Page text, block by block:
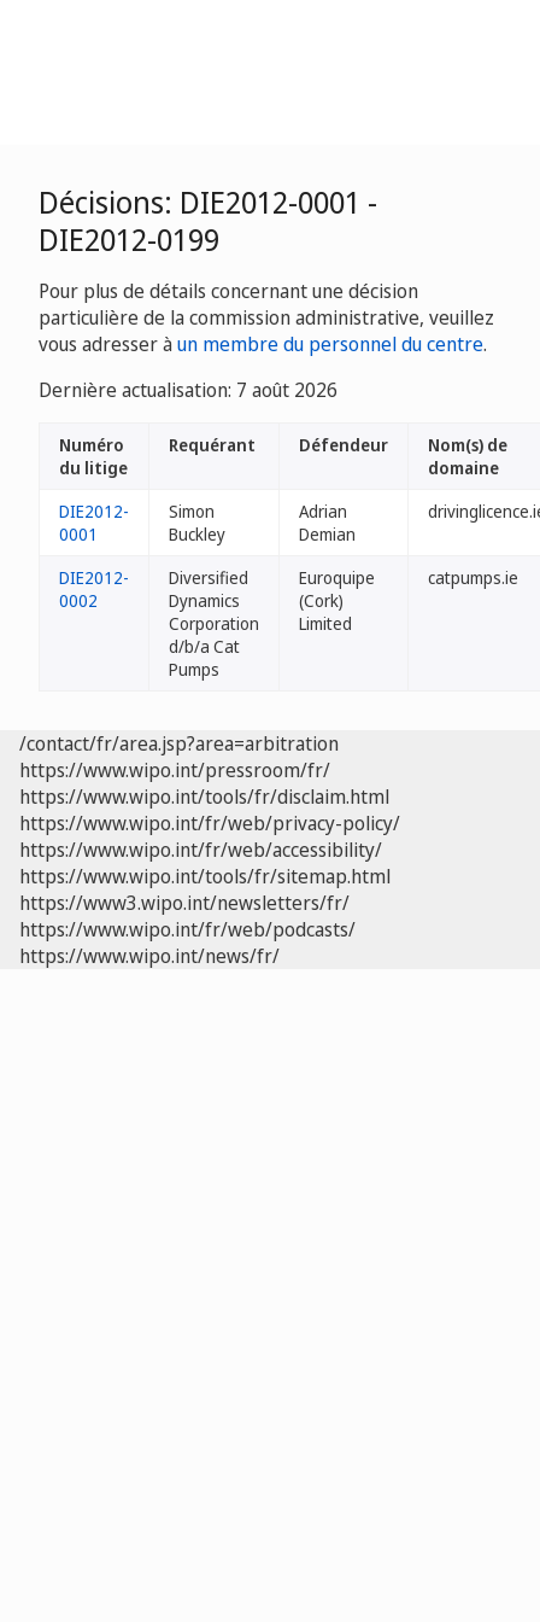
Décisions: DIE2012-0001 -
DIE2012-0199
Pour plus de détails concernant une décision
particulière de la commission administrative, veuillez
vous adresser àun membre du personnel du centre.
Dernière actualisation: 7 août 2026
Numéro
du litige
Requérant Défendeur
Nom(s) de
domaine
DIE2012-
0001
Simon
Buckley
Adrian
Demian
DIE2012-
0002
Diversified
Dynamics
Corporation
d/b/a Cat
Pumps
Euroquipe
(Cork)
Limited
catpumps.ie
/contact/fr/area.jsp?area=arbitration
https://www.wipo.int/pressroom/fr/
https://www.wipo.int/tools/fr/disclaim.html
https://www.wipo.int/fr/web/privacy-policy/
https://www.wipo.int/fr/web/accessibility/
https://www.wipo.int/tools/fr/sitemap.html
https://www3.wipo.int/newsletters/fr/
https://www.wipo.int/fr/web/podcasts/
https://www.wipo.int/news/fr/